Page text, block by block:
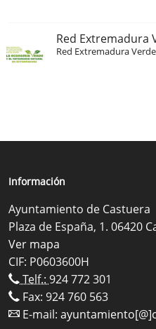
Red Extremadura
Red Extremadura Verde
Información
Ayuntamiento de Castuera
Plaza de España, 1. 06420
Ver mapa
CIF: P0603600H
Telf.: 924 772 301
Fax: 924 760 563
E-mail: